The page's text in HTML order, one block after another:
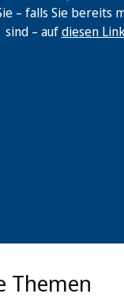
– falls Sie bereits
sind – aufdiesen
Themen